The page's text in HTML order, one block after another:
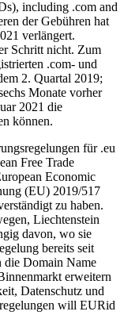
including .com and
der Gebühren hat
verlängert.
Schritt nicht. Zum
.com- und
2. Quartal 2019;
Monate vorher
2021 die
können.
für .eu
Free Trade
Economic
(EU) 2019/517
zu haben.
Liechtenstein
davon, wo sie
bereits seit
die Domain Name
erweitern
Datenschutz und
will EURid